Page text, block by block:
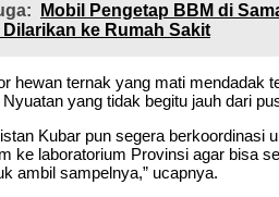
Mobil Pengetap BBM di
ke Rumah Sakit
hewan ternak yang mati mendadak
yang tidak begitu jauh dari
Kubar pun segera berkoordinasi
ke laboratorium Provinsi agar bisa
ambil sampelnya,” ucapnya.